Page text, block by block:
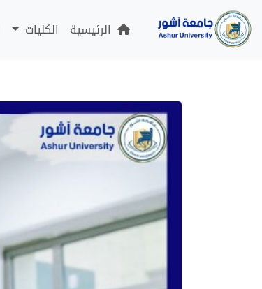
الرئيسية الكليات